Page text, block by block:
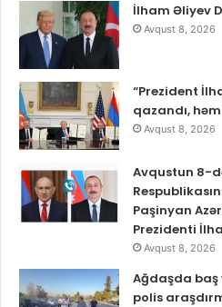
İlham Əliyev
Avqust 8, 2026
“Prezident
qazandı,
Avqust 8, 2026
Avqustun 8-
Paşinyan
Prezidenti
Avqust 8, 2026
Ağdaşda baş
polis